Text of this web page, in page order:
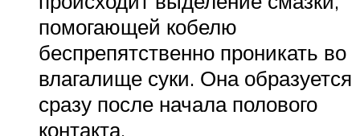
помогающей кобелю
беспрепятственно проникать во
влагалище суки. Она образуется
сразу после начала полового
контакта.